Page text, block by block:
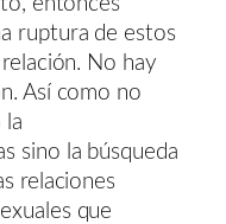
ruptura de estos
No hay
Así como no
la
sino la búsqueda
relaciones
que